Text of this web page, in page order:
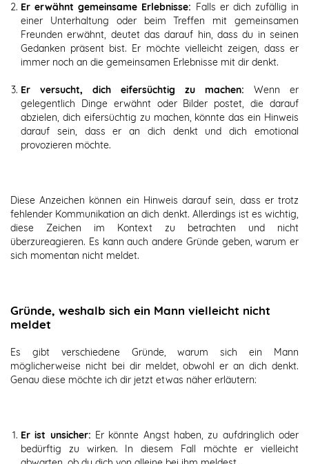
Er erwähnt gemeinsame Erlebnisse: Falls er dich zufällig in
einer Unterhaltung oder beim Treffen mit gemeinsamen
Freunden erwähnt, deutet das darauf hin, dass du in seinen
Gedanken präsent bist. Er möchte vielleicht zeigen, dass er
immer noch an die gemeinsamen Erlebnisse mit dir denkt.
Er versucht, dich eifersüchtig zu machen: Wenn er
gelegentlich Dinge erwähnt oder Bilder postet, die darauf
abzielen, dich eifersüchtig zu machen, könnte das ein Hinweis
darauf sein, dass er an dich denkt und dich emotional
provozieren möchte.
Diese Anzeichen können ein Hinweis darauf sein, dass er trotz
fehlender Kommunikation an dich denkt. Allerdings ist es wichtig,
diese Zeichen im Kontext zu betrachten und nicht
überzureagieren. Es kann auch andere Gründe geben, warum er
sich momentan nicht meldet.
Gründe, weshalb sich ein Mann vielleicht nicht
meldet
Es gibt verschiedene Gründe, warum sich ein Mann
möglicherweise nicht bei dir meldet, obwohl er an dich denkt.
Genau diese möchte ich dir jetzt etwas näher erläutern:
Er ist unsicher: Er könnte Angst haben, zu aufdringlich oder
bedürftig zu wirken. In diesem Fall möchte er vielleicht